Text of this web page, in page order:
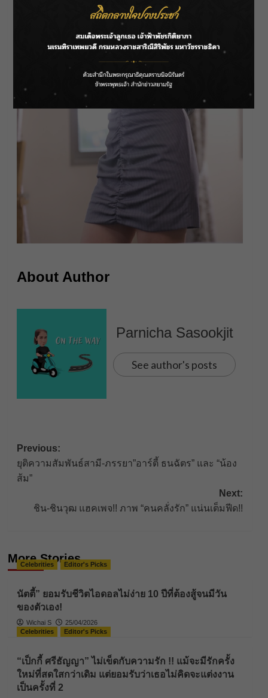
About Author
Parnicha Sasookjit
See author's posts
Post
navigation
Previous:
ยุติความสัมพันธ์สามี-ภรรยา”อาร์ตี้ ธนฉัตร” และ “น้อง
ส้ม”
Next:
ชิน-ชินวุฒ แฮคเพจ!! ภาพ “คนคลั่งรัก” แน่นเต็มฟีด!!
More Stories
Celebrities Editor's Picks
นัตตี้” ยอมรับชีวิตไอดอลไม่ง่าย 10 ปีที่ต้องสู้จนมีวัน
ของตัวเอง!
Wichai S
25/04/2026
Celebrities
Editor's Picks
“เป็กกี้ ศรีธัญญา” ไม่เข็ดกับความรัก !! แม้จะมีรักครั้ง
ใหม่ที่สดใสกว่าเดิม แต่ยอมรับว่าเธอไม่คิดจะแต่งงาน
เป็นครั้งที่ 2